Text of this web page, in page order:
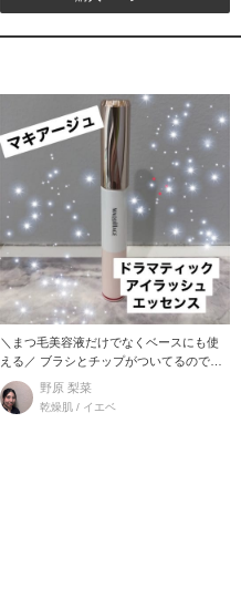
＼まつ毛美容液だけでなくベースにも使
える／ ブラシとチップがついてるので、
まつ毛と生
野原 梨菜
乾燥肌 / イエベ